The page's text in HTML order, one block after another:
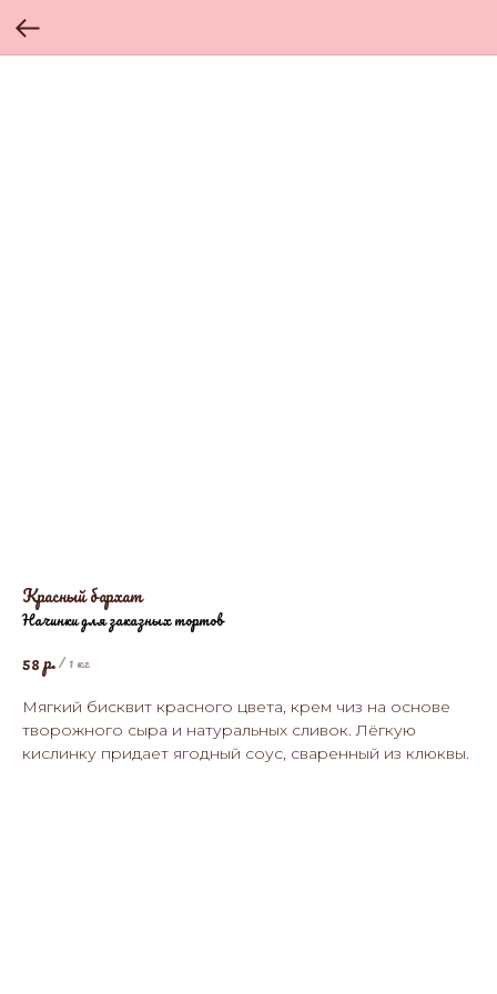
Красный бархат
Начинки для заказных тортов
58 р./1 кг
Мягкий бисквит красного цвета, крем чиз на основе
творожного сыра и натуральных сливок. Лёгкую
кислинку придает ягодный соус, сваренный из клюквы.